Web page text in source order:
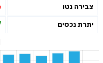
צבירה נטו
יתרת נכסים